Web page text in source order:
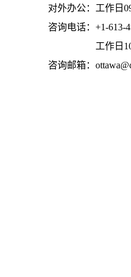
对外办公：工作日
咨询电话：+1-613-
工作日10:30至
咨询邮箱：